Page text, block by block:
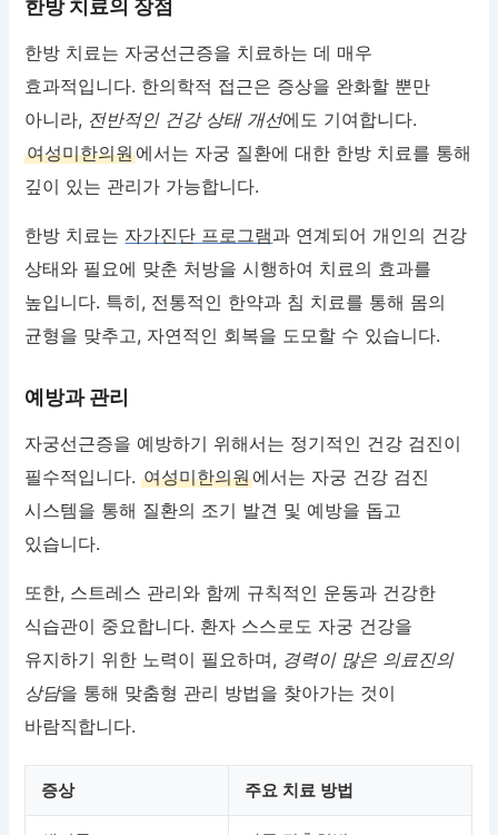
한방 치료의 장점
한방 치료는 자궁선근증을 치료하는 데 매우
효과적입니다. 한의학적 접근은 증상을 완화할 뿐만
아니라, 전반적인 건강 상태 개선에도 기여합니다.
여성미한의원에서는 자궁 질환에 대한 한방 치료를 통해
깊이 있는 관리가 가능합니다.
한방 치료는 자가진단 프로그램과 연계되어 개인의 건강
상태와 필요에 맞춘 처방을 시행하여 치료의 효과를
높입니다. 특히, 전통적인 한약과 침 치료를 통해 몸의
균형을 맞추고, 자연적인 회복을 도모할 수 있습니다.
예방과 관리
자궁선근증을 예방하기 위해서는 정기적인 건강 검진이
필수적입니다.여성미한의원에서는 자궁 건강 검진
시스템을 통해 질환의 조기 발견 및 예방을 돕고
있습니다.
또한, 스트레스 관리와 함께 규칙적인 운동과 건강한
식습관이 중요합니다. 환자 스스로도 자궁 건강을
유지하기 위한 노력이 필요하며, 경력이 많은 의료진의
상담을 통해 맞춤형 관리 방법을 찾아가는 것이
바람직합니다.
증상 주요 치료 방법